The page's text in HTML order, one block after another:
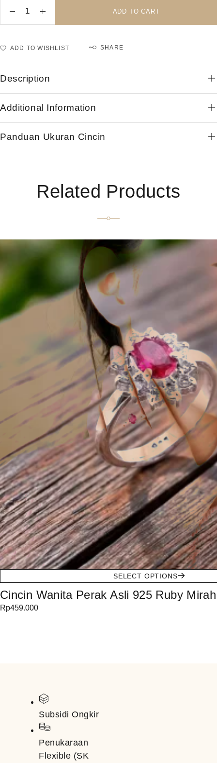
ADD TO CART
ADD TO WISHLIST SHARE
Description
Additional Information
Panduan Ukuran Cincin
Related Products
SELECT OPTIONS
Cincin Wanita Perak Asli 925 Ruby
Rp459.000
Subsidi Ongkir
Penukaraan
Flexible (SK